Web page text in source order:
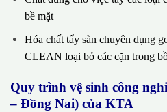
bề mặt
Hóa chất tẩy sàn chuyên dụng
CLEAN loại bỏ các cặn trong
Quy trình vệ sinh công
– Đồng Nai) của KTA